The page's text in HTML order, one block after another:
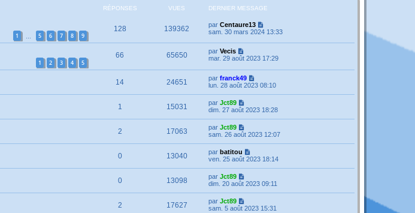
RÉPONSES VUES DERNIER MESSAGE
1 5 6 7 8 9
128 139362 par Centaure13
sam. 30 mars 2024 13:33
1 2 3 4 5
66 65650 par Vecis
mar. 29 août 2023 17:29
14 24651 par franck49
lun. 28 août 2023 08:10
1 15031 par Jct89
dim. 27 août 2023 18:28
2 17063 par Jct89
sam. 26 août 2023 12:07
0 13040 par batitou
ven. 25 août 2023 18:14
0 13098 par Jct89
dim. 20 août 2023 09:11
2 17627 par Jct89
sam. 5 août 2023 15:31